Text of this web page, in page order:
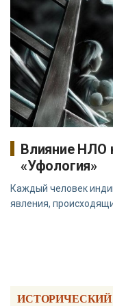
Влияние НЛО
«Уфология»
Каждый человек
явления,